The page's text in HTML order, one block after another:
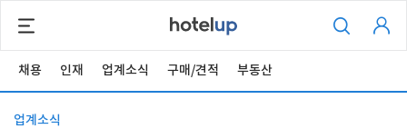
채용 인재 업계소식 구매/견적 부동산
업계소식